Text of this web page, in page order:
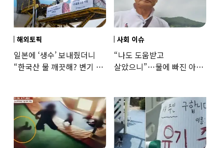
해외토픽
일본에 ‘생수’ 보내줬더니
“한국산 물 깨끗해? 변기 물
사회 이슈
“나도 도움받고
살았으니”…물에 빠진 아이